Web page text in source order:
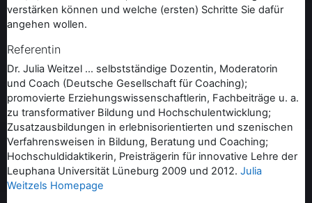
verstärken können und welche (ersten) Schritte Sie dafür
angehen wollen.
Referentin
Dr. Julia Weitzel ... selbstständige Dozentin, Moderatorin
und Coach (Deutsche Gesellschaft für Coaching);
promovierte Erziehungswissenschaftlerin, Fachbeiträge u. a.
zu transformativer Bildung und Hochschulentwicklung;
Zusatzausbildungen in erlebnisorientierten und szenischen
Verfahrensweisen in Bildung, Beratung und Coaching;
Hochschuldidaktikerin, Preisträgerin für innovative Lehre der
Leuphana Universität Lüneburg 2009 und 2012. Julia
Weitzels Homepage